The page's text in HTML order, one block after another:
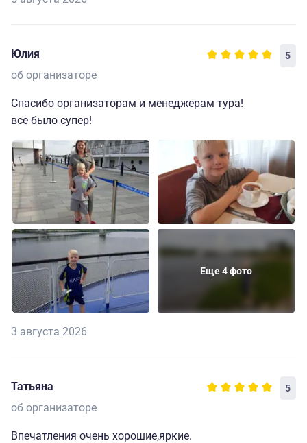
Юлия 5
об организаторе
Спасибо организаторам и менеджерам тура!
все было супер!
Еще 4 фото
3 августа 2026
Татьяна 5
об организаторе
Впечатления очень хорошие,яркие.